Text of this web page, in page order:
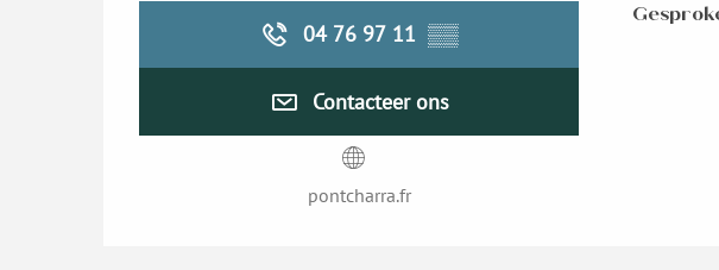
04 76 97 11 ▒▒
Contacteer ons
pontcharra.fr